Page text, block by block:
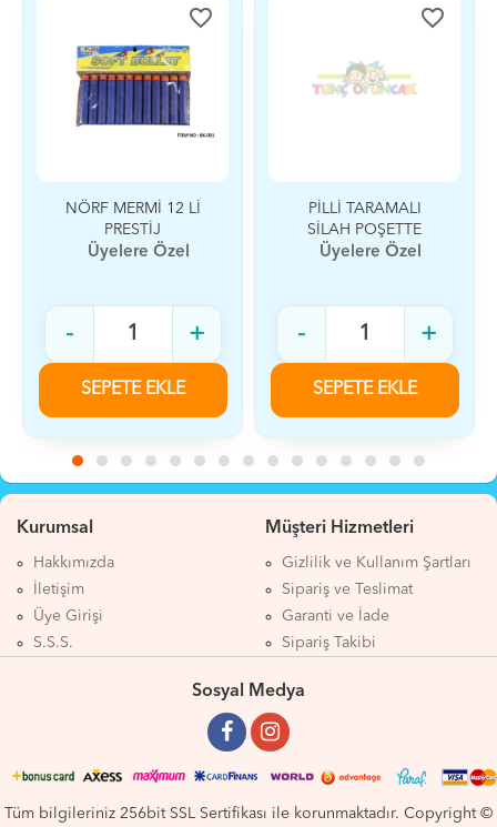
favorite_border
NÖRF MERMİ 12 Lİ
PRESTİJ
Üyelere Özel
- +
SEPETE EKLE
favorite_border
PİLLİ TARAMALI
SİLAH POŞETTE
Üyelere Özel
- +
SEPETE EKLE
Kurumsal
Hakkımızda
İletişim
Üye Girişi
S.S.S.
Müşteri Hizmetleri
Gizlilik ve Kullanım Şartları
Sipariş ve Teslimat
Garanti ve İade
Sipariş Takibi
Sosyal Medya
Tüm bilgileriniz 256bit SSL Sertifikası ile korunmaktadır. Copyright ©